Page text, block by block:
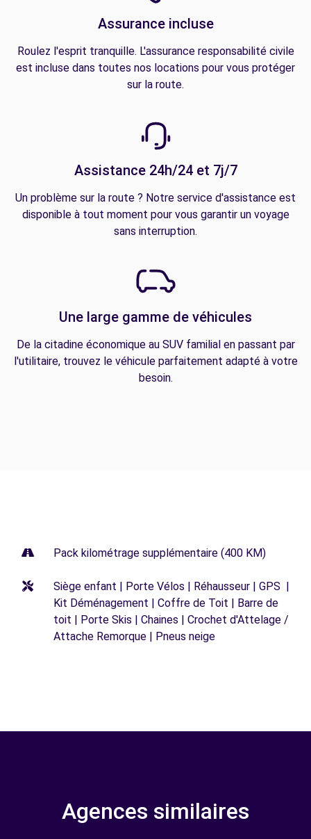
Assurance incluse
Roulez l'esprit tranquille. L'assurance responsabilité civile
est incluse dans toutes nos locations pour vous protéger
sur la route.
Assistance 24h/24 et 7j/7
Un problème sur la route ? Notre service d'assistance est
disponible à tout moment pour vous garantir un voyage
sans interruption.
Une large gamme de véhicules
De la citadine économique au SUV familial en passant par
l'utilitaire, trouvez le véhicule parfaitement adapté à votre
besoin.
Pack kilométrage supplémentaire (400 KM)
Siège enfant | Porte Vélos | Réhausseur | GPS |
Kit Déménagement | Coffre de Toit | Barre de
toit | Porte Skis | Chaines | Crochet d'Attelage /
Attache Remorque | Pneus neige
Agences similaires